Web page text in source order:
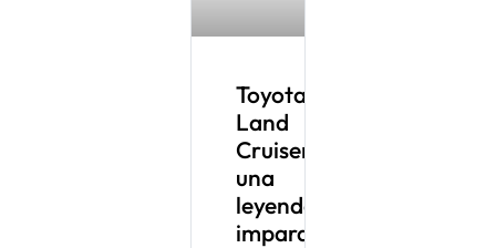
Toyota
Land
Cruiser:
una
leyenda
imparable